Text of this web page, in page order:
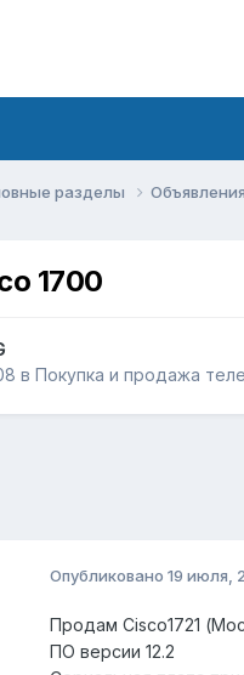
разделы Объявления
1700
в Покупка и продажа
Опубликовано 19 июля,
Продам Cisco1721
ПО версии 12.2